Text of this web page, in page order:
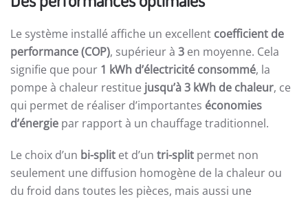
Le système installé affiche un excellent coefficient de
performance (COP), supérieur à 3 en moyenne. Cela
signifie que pour 1 kWh d’électricité consommé, la
pompe à chaleur restitue jusqu’à 3 kWh de chaleur, ce
qui permet de réaliser d’importantes économies
d’énergie par rapport à un chauffage traditionnel.
Le choix d’un bi-split et d’un tri-split permet non
seulement une diffusion homogène de la chaleur ou
du froid dans toutes les pièces, mais aussi une